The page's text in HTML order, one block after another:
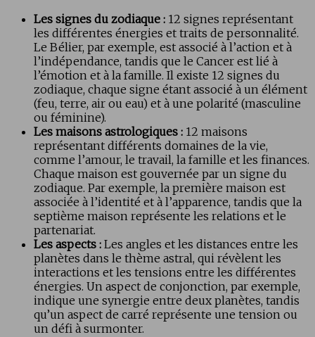
Les signes du zodiaque : 12 signes représentant
les différentes énergies et traits de personnalité.
Le Bélier, par exemple, est associé à l’action et à
l’indépendance, tandis que le Cancer est lié à
l’émotion et à la famille. Il existe 12 signes du
zodiaque, chaque signe étant associé à un élément
(feu, terre, air ou eau) et à une polarité (masculine
ou féminine).
Les maisons astrologiques : 12 maisons
représentant différents domaines de la vie,
comme l’amour, le travail, la famille et les finances.
Chaque maison est gouvernée par un signe du
zodiaque. Par exemple, la première maison est
associée à l’identité et à l’apparence, tandis que la
septième maison représente les relations et le
partenariat.
Les aspects : Les angles et les distances entre les
planètes dans le thème astral, qui révèlent les
interactions et les tensions entre les différentes
énergies. Un aspect de conjonction, par exemple,
indique une synergie entre deux planètes, tandis
qu’un aspect de carré représente une tension ou
un défi à surmonter.